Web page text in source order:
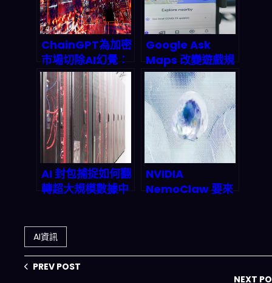
ChainGPT為加密
市場切除AI幻覺：
CoinGecko认证
的透明度突破如何
改写2026金融游
戏规则
Google Ask
Maps 改變遊戲規
則：AI 推薦模式如
何顛覆本地商家
SEO 與流量變現？
2026 最新攻略
AI 封包捕捉如何翻
轉超大規模數據中
NVIDIA
NemoClaw 要來
AI資訊
PREV POST
NEXT